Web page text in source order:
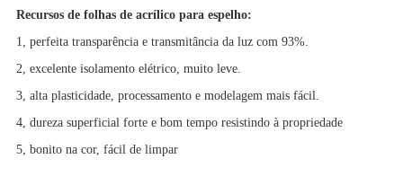
Recursos de folhas de acrílico para espelho:
1, perfeita transparência e transmitância da luz com 93%.
2, excelente isolamento elétrico, muito leve.
3, alta plasticidade, processamento e modelagem mais fácil.
4, dureza superficial forte e bom tempo resistindo à propriedade
5, bonito na cor, fácil de limpar